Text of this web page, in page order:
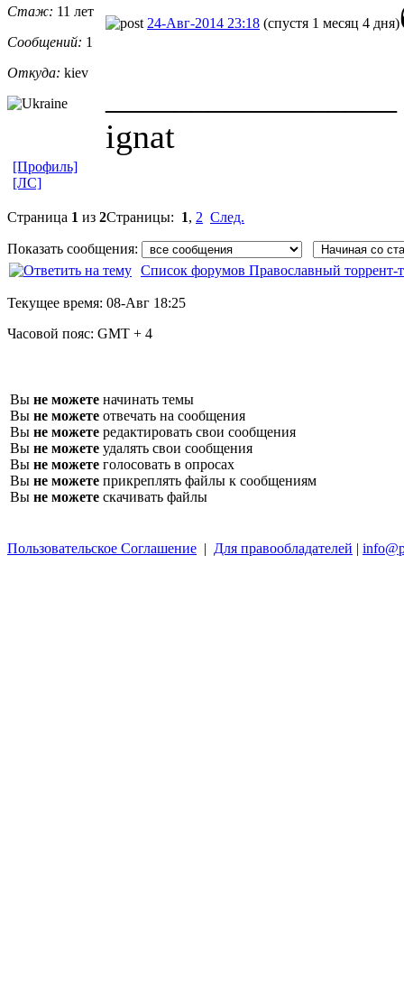
Стаж: 11 лет
Сообщений: 1
Откуда: kiev
24-Авг-2014 23:18 (спустя 1 месяц 4 дня)
ignat
[Профиль]
[ЛС]
Страница 1 из 2Страницы: 1, 2 След.
Показать сообщения:
Список форумов Православный торрент-
Текущее время: 08-Авг 18:25
Часовой пояс: GMT + 4
Вы не можете начинать темы
Вы не можете отвечать на сообщения
Вы не можете редактировать свои сообщения
Вы не можете удалять свои сообщения
Вы не можете голосовать в опросах
Вы не можете прикреплять файлы к сообщениям
Вы не можете скачивать файлы
Пользовательское Соглашение | Для правообладателей |